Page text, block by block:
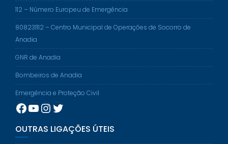
112 – Número Europeu de Emergência
808231112 – Centro Municipal de Operações de Socorro de
Anadia
GNR de Anadia
Bombeiros de Anadia
Emergência e Proteção Civil
Facebook
YouTube
Instagram
Twitter
OUTRAS LIGAÇÕES ÚTEIS